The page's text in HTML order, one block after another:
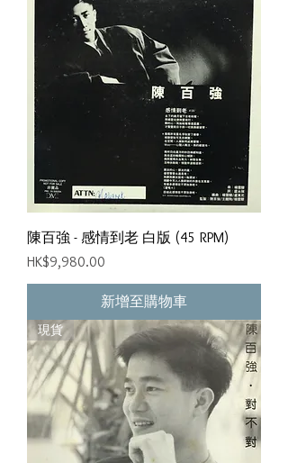
陳百強 - 感情到老 白版 (45 RPM)
價格
HK$9,980.00
新增至購物車
現貨